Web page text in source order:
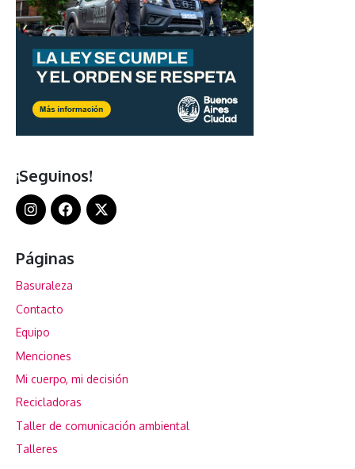
¡Seguinos!
Páginas
Basuraleza
Contacto
Equipo
Menciones
Mi cuerpo, mi decisión
Recicladoras
Taller de comunicación ambiental
Talleres